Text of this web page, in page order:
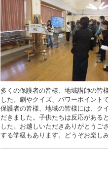
多くの保護者の皆様、地域講師の皆
した。劇やクイズ、パワーポイント
保護者の皆様、地域の皆様には、ク
だきました。子供たちは反応がある
した。お越しいただきありがとうご
する学級もあります。どうぞお楽し